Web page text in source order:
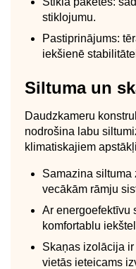
stiklojumu.
Pastiprinājums:
iekšienē
Siltuma un
Daudzkameru
nodrošina labu
klimatiskajiem
Samazina siltuma
vecākām rāmju
Ar energoefektīvu
komfortablu
Skaņas izolācija
vietās ieteicams